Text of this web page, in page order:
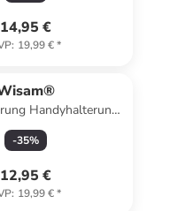
14,95 €
: 19,99 €*
Handyhalterung
360° drehbar
schwarz
-35%
12,95 €
: 19,99 €*